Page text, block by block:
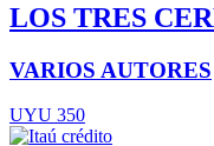
LOS TRES
VARIOS AUTORES
UYU 350